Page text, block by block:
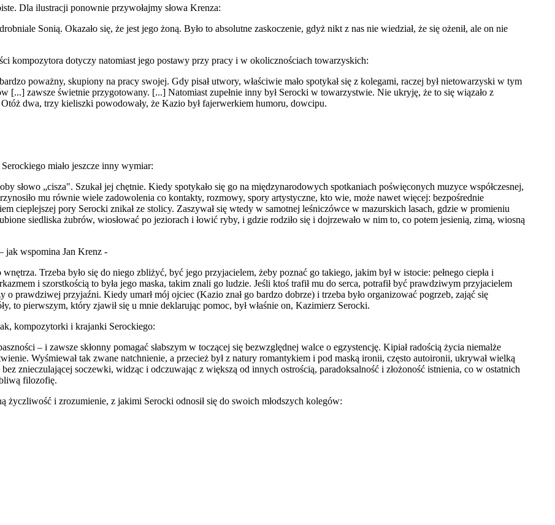
Dla ilustracji ponownie przywołajmy słowa Krenza:
Sonią. Okazało się, że jest jego żoną. Było to absolutne zaskoczenie, gdyż nikt z nas nie wiedział, że się ożenił, ale on nie
kompozytora dotyczy natomiast jego postawy przy pracy i w okolicznościach towarzyskich:
poważny, skupiony na pracy swojej. Gdy pisał utwory, właściwie mało spotykał się z kolegami, raczej był nietowarzyski w tym
[...] zawsze świetnie przygotowany. [...] Natomiast zupełnie inny był Serocki w towarzystwie. Nie ukryję, że to się wiązało z
dwa, trzy kieliszki powodowały, że Kazio był fajerwerkiem humoru, dowcipu.
miało jeszcze inny wymiar:
słowo „cisza". Szukał jej chętnie. Kiedy spotykało się go na międzynarodowych spotkaniach poświęconych muzyce współczesnej,
mu równie wiele zadowolenia co kontakty, rozmowy, spory artystyczne, kto wie, może nawet więcej: bezpośrednie
cieplejszej pory Serocki znikał ze stolicy. Zaszywał się wtedy w samotnej leśniczówce w mazurskich lasach, gdzie w promieniu
siedliska żubrów, wiosłować po jeziorach i łowić ryby, i gdzie rodziło się i dojrzewało w nim to, co potem jesienią, zimą, wiosną
jak wspomina Jan Krenz -
Trzeba było się do niego zbliżyć, być jego przyjacielem, żeby poznać go takiego, jakim był w istocie: pełnego ciepła i
i szorstkością to była jego maska, takim znali go ludzie. Jeśli ktoś trafił mu do serca, potrafił być prawdziwym przyjacielem
o prawdziwej przyjaźni. Kiedy umarł mój ojciec (Kazio znał go bardzo dobrze) i trzeba było organizować pogrzeb, zająć się
to pierwszym, który zjawił się u mnie deklarując pomoc, był właśnie on, Kazimierz Serocki.
kompozytorki i krajanki Serockiego:
– i zawsze skłonny pomagać słabszym w toczącej się bezwzględnej walce o egzystencję. Kipiał radością życia niemalże
Wyśmiewał tak zwane natchnienie, a przecież był z natury romantykiem i pod maską ironii, często autoironii, ukrywał wielką
znieczulającej soczewki, widząc i odczuwając z większą od innych ostrością, paradoksalność i złożoność istnienia, co w ostatnich
filozofię.
życzliwość i zrozumienie, z jakimi Serocki odnosił się do swoich młodszych kolegów: